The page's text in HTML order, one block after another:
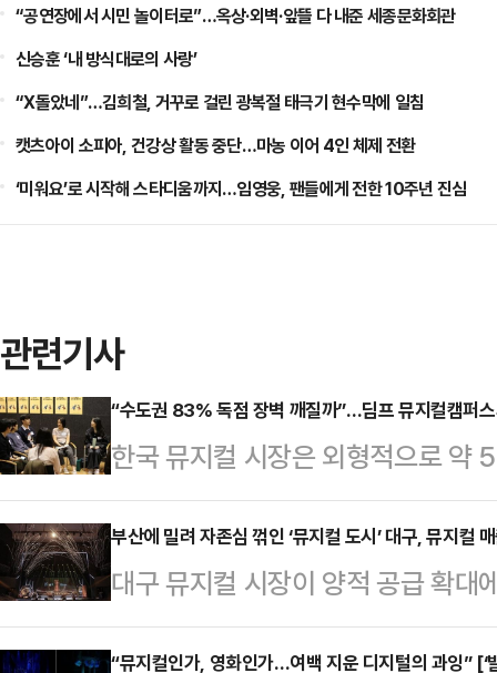
“공연장에서 시민 놀이터로”…옥상·외벽·앞뜰 다 내준 세종문화회관
신승훈 ‘내 방식대로의 사랑’
“X돌았네”…김희철, 거꾸로 걸린 광복절 태극기 현수막에 일침
캣츠아이 소피아, 건강상 활동 중단…마농 이어 4인 체제 전환
‘미워요’로 시작해 스타디움까지…임영웅, 팬들에게 전한 10주년 진심
관련기사
“수도권 83% 독점 장벽 깨질까”…딤프 뮤지컬캠퍼스
한국 뮤지컬 시장은 외형적으로 약
하고 있지만, 그 이면에는 ‘수도권
지고 있다. 공연장이라는 물리적 인
시 수도권에 몰리면서 나타난 현상
대구국제뮤지컬페스티벌(DIMF, 이
부산에 밀려 자존심 꺾인 ‘뮤지컬 도시’ 대구, 뮤지컬
대구 뮤지컬 시장이 양적 공급 확대
락세를 면치 못하고 있다.지난해 공
“뮤지컬인가, 영화인가…여백 지운 디지털의 과잉”